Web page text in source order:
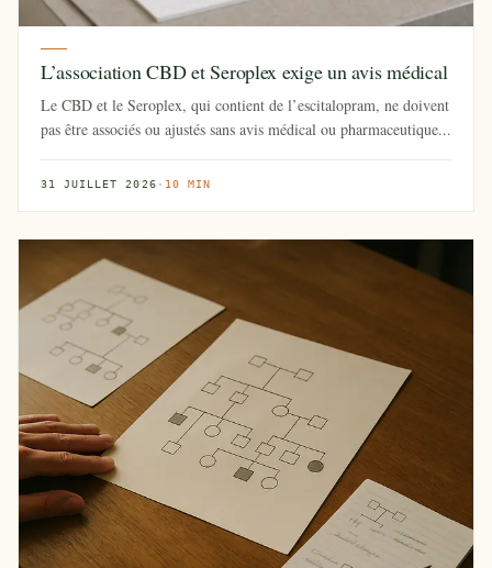
L’association CBD et Seroplex exige un avis médical
Le CBD et le Seroplex, qui contient de l’escitalopram, ne doivent
pas être associés ou ajustés sans avis médical ou pharmaceutique...
31 JUILLET 2026 · 10 MIN